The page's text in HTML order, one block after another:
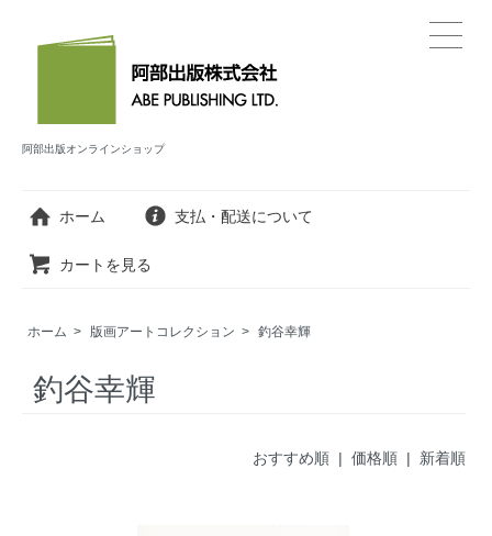
阿部出版オンラインショップ
ホーム 支払・配送について
カートを見る
ホーム > 版画アートコレクション > 釣谷幸輝
釣谷幸輝
おすすめ順 | 価格順| 新着順